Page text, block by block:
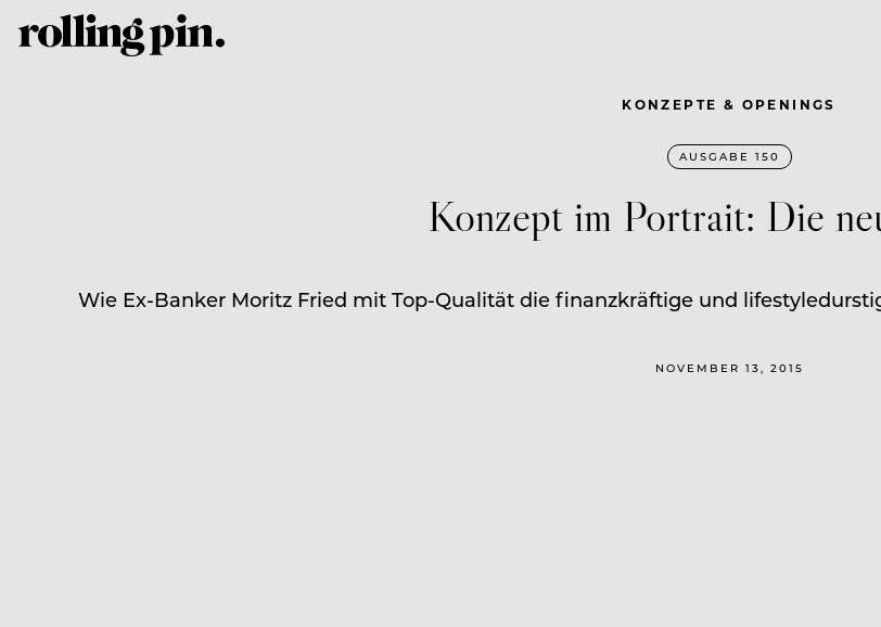
KONZEPTE & OPENINGS
AUSGABE 150
Konzept im Portrait: Die
Wie Ex-Banker Moritz Fried mit Top-Qualität die finanzkräftige und
NOVEMBER 13, 2015